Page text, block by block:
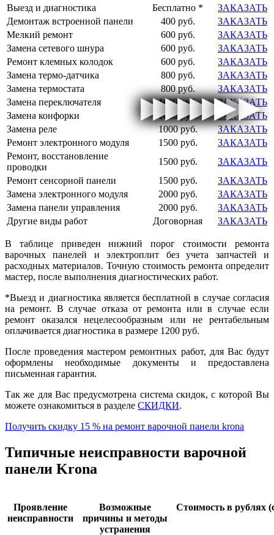
▶▶▶▶▶▶▶▶▶
▶▶▶▶▶▶▶
Выезд и диагностика
Бесплатно *
ЗАКАЗАТЬ
Демонтаж встроенной панели
400 руб.
ЗАКАЗАТЬ
Мелкий ремонт
600 руб.
ЗАКАЗАТЬ
Замена сетевого шнура
600 руб.
ЗАКАЗАТЬ
Ремонт клемных колодок
600 руб.
ЗАКАЗАТЬ
Замена термо-датчика
800 руб.
ЗАКАЗАТЬ
Замена термостата
800 руб.
ЗАКАЗАТЬ
Замена переключателя
1000 руб.
ЗАКАЗАТЬ
Замена конфорки
1000 руб.
ЗАКАЗАТЬ
Замена реле
1000 руб.
ЗАКАЗАТЬ
Ремонт электронного модуля
1500 руб.
ЗАКАЗАТЬ
Ремонт, восстановление
проводки
1500 руб.
ЗАКАЗАТЬ
Ремонт сенсорной панели
1500 руб.
ЗАКАЗАТЬ
Замена электронного модуля
2000 руб.
ЗАКАЗАТЬ
Замена панели управления
2000 руб.
ЗАКАЗАТЬ
Другие виды работ
Договорная ЗАКАЗАТЬ
В таблице приведен нижний порог стоимости ремонта
варочных панелей и электроплит без учета запчастей и
расходных материалов. Точную стоимость ремонта определит
мастер, после выполнения диагностических работ.
*Выезд и диагностика является бесплатной в случае согласия
на ремонт. В случае отказа от ремонта или в случае если
ремонт оказался нецелесообразным или не рентабельным
оплачивается диагностика в размере 1200 руб.
После проведения мастером ремонтных работ, для Вас будут
оформлены необходимые документы и предоставлена
письменная гарантия.
Так же для Вас предусмотрена система скидок, с которой Вы
можете ознакомиться в разделе СКИДКИ.
Получить скидку 15 % на ремонт варочной панели krona
Типичные неисправности варочной
панели Krona
Проявление
неисправности
Возможные
причины и методы
устранения
Стоимость в рублях